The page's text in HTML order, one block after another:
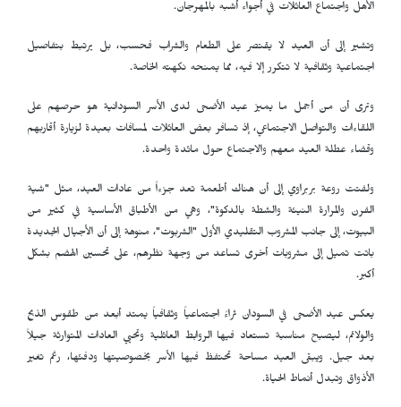
الأهل واجتماع العائلات في أجواء أشبه بالمهرجان.
وتشير إلى أن العيد لا يقتصر على الطعام والشراب فحسب، بل يرتبط بتفاصيل
اجتماعية وثقافية لا تتكرر إلا فيه، مما يمنحه نكهته الخاصة.
وترى أن من أجمل ما يميز عيد الأضحى لدى الأسر السودانية هو حرصهم على
اللقاءات والتواصل الاجتماعي، إذ تسافر بعض العائلات لمسافات بعيدة لزيارة أقاربهم
وقضاء عطلة العيد معهم والاجتماع حول مائدة واحدة.
ولفتت روعة بربراوي إلى أن هناك أطعمة تعد جزءاً من عادات العيد، مثل "شية
الفرن والمرارة النيئة والشطة بالدكوة"، وهي من الأطباق الأساسية في كثير من
البيوت، إلى جانب المشروب التقليدي الأول "الشربوت"، منوهة إلى أن الأجيال الجديدة
باتت تميل إلى مشروبات أخرى تساعد من وجهة نظرهم، على تحسين الهضم بشكل
أكبر.
يعكس عيد الأضحى في السودان ثراءً اجتماعياً وثقافياً يمتد أبعد من طقوس الذبح
والولائم، ليصبح مناسبة تستعاد فيها الروابط العائلية وتحيي العادات المتوارثة جيلاً
بعد جيل. ويبقى العيد مساحة تحتفظ فيها الأسر بخصوصيتها ودفئها، رغم تغير
الأذواق وتبدل أنماط الحياة.